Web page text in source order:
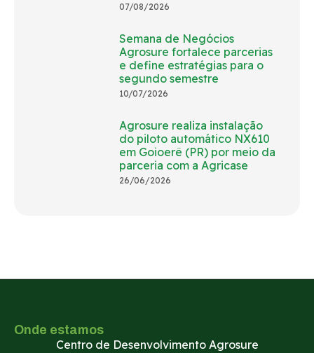
07/08/2026
Semana de Negócios
Agrosure fortalece parcerias
e define estratégias para o
segundo semestre
10/07/2026
Agrosure realiza instalação
do piloto automático NX610
em Goioerê (PR) por meio da
parceria com a Agricase
26/06/2026
Onde estamos
Centro de Desenvolvimento Agrosure